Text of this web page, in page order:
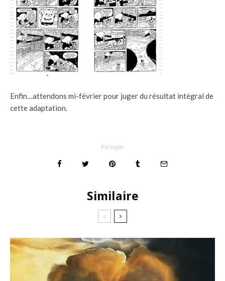
Enfin…attendons mi-février pour juger du résultat intégral de
cette adaptation.
Partager
Similaire